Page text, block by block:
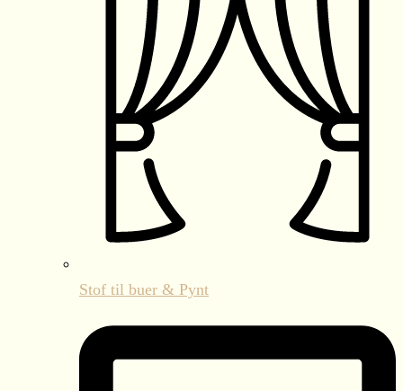
Stof til buer & Pynt